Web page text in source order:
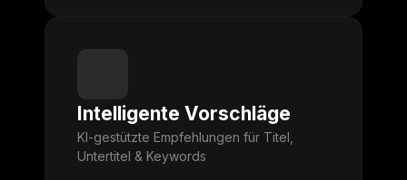
Intelligente Vorschläge
KI-gestützte Empfehlungen für Titel,
Untertitel & Keywords